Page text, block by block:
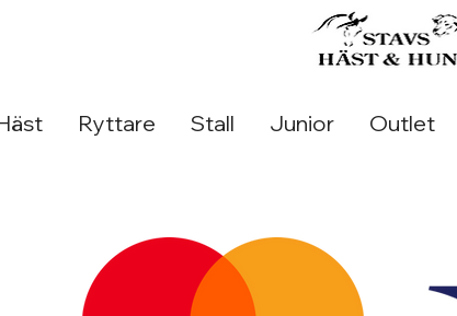
Ryttare Stall Junior Outlet